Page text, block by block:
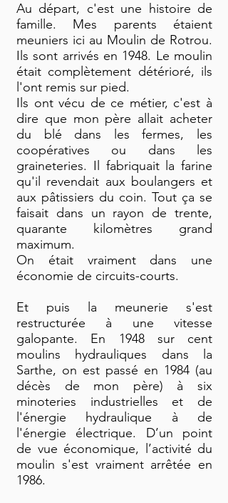
Au départ, c'est une histoire de
famille. Mes parents étaient
meuniers ici au Moulin de Rotrou.
Ils sont arrivés en 1948. Le moulin
était complètement détérioré, ils
l'ont remis sur pied.
Ils ont vécu de ce métier, c'est à
dire que mon père allait acheter
du blé dans les fermes, les
coopératives ou dans les
graineteries. Il fabriquait la farine
qu'il revendait aux boulangers et
aux pâtissiers du coin. Tout ça se
faisait dans un rayon de trente,
quarante kilomètres grand
maximum.
On était vraiment dans une
économie de circuits-courts.
Et puis la meunerie s'est
restructurée à une vitesse
galopante. En 1948 sur cent
moulins hydrauliques dans la
Sarthe, on est passé en 1984 (au
décès de mon père) à six
minoteries industrielles et de
l'énergie hydraulique à de
l'énergie électrique. D’un point
de vue économique, l’activité du
moulin s'est vraiment arrêtée en
1986.